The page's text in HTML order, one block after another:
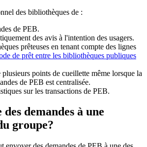
des bibliothèques de :
de PEB.
des avis à l'intention des usagers.
prêteuses en tenant compte des lignes
de prêt entre les bibliothèques publiques
points de cueillette même lorsque la
de PEB est centralisée.
sur les transactions de PEB.
demandes à une
groupe?